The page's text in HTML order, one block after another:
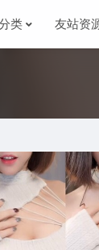
类 友站资